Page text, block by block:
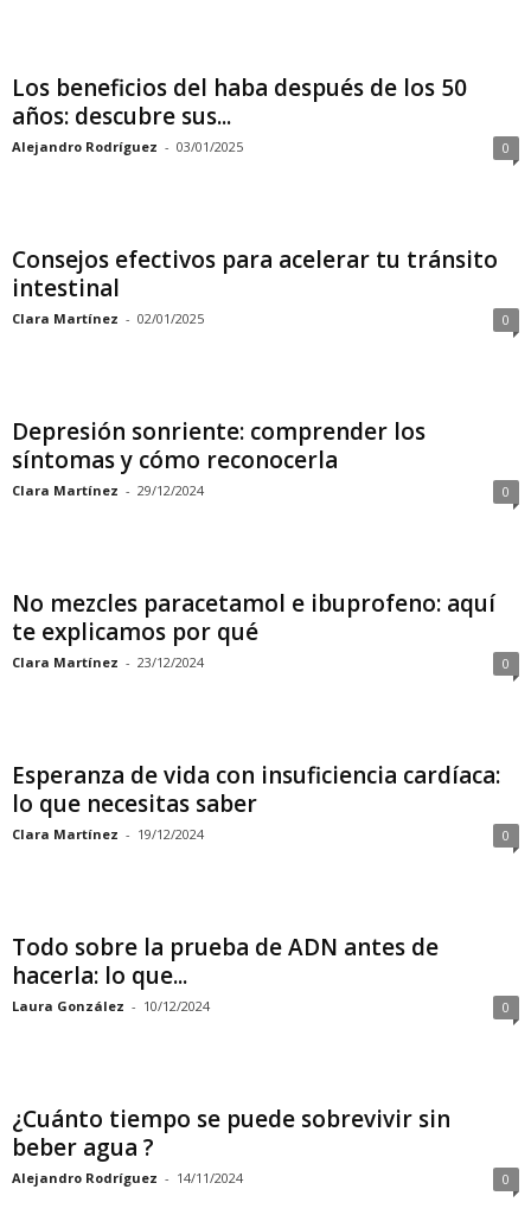
Los beneficios del haba después de los 50
años: descubre sus...
Alejandro Rodríguez - 03/01/2025 0
Consejos efectivos para acelerar tu tránsito
intestinal
Clara Martínez - 02/01/2025 0
Depresión sonriente: comprender los
síntomas y cómo reconocerla
Clara Martínez - 29/12/2024 0
No mezcles paracetamol e ibuprofeno: aquí
te explicamos por qué
Clara Martínez - 23/12/2024 0
Esperanza de vida con insuficiencia cardíaca:
lo que necesitas saber
Clara Martínez - 19/12/2024 0
Todo sobre la prueba de ADN antes de
hacerla: lo que...
Laura González - 10/12/2024 0
¿Cuánto tiempo se puede sobrevivir sin
beber agua ?
Alejandro Rodríguez - 14/11/2024 0